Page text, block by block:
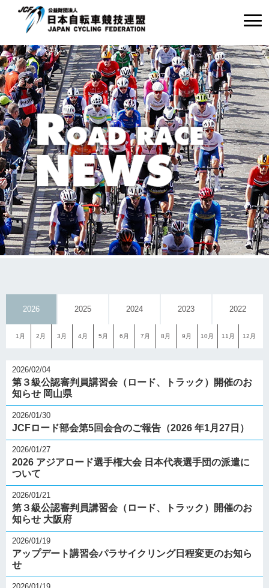
2026 2025 2024 2023 2022
1月 2月 3月 4月 5月 6月 7月 8月 9月 10月 11月 12月
2026/02/04
第３級公認審判員講習会（ロード、トラック）開催のお
知らせ 岡山県
2026/01/30
JCFロード部会第5回会合のご報告（2026 年1月27日）
2026/01/27
2026 アジアロード選手権大会 日本代表選手団の派遣に
ついて
2026/01/21
第３級公認審判員講習会（ロード、トラック）開催のお
知らせ 大阪府
2026/01/19
アップデート講習会パラサイクリング日程変更のお知ら
せ